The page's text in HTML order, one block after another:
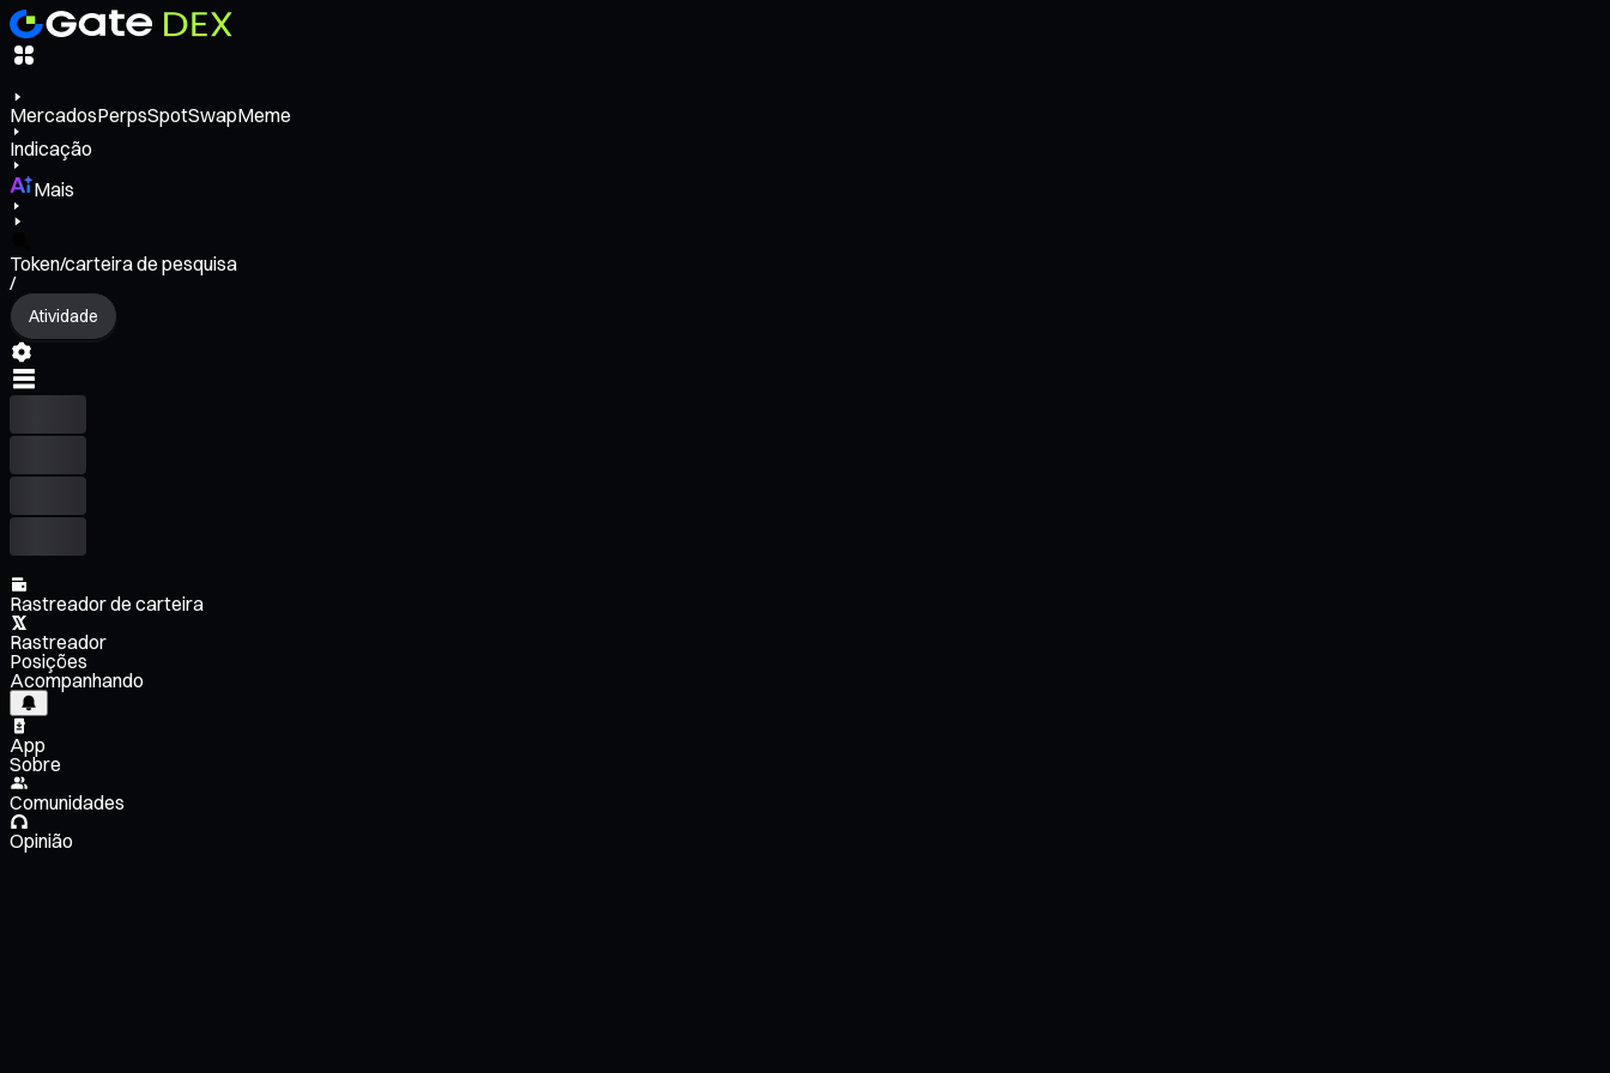
MercadosPerpsSpotSwapMeme
Indicação
Mais
Token/carteira de pesquisa
/
Atividade
Rastreador de carteira
Rastreador
Posições
Acompanhando
App
Sobre
Comunidades
Opinião